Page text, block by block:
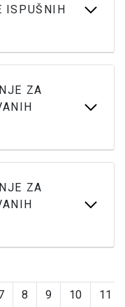
ISPUŠNIH
ZA
ZA
8 9 10 11